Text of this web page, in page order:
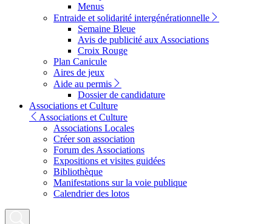
Menus
Entraide et solidarité intergénérationnelle
Semaine Bleue
Avis de publicité aux Associations
Croix Rouge
Plan Canicule
Aires de jeux
Aide au permis
Dossier de candidature
Associations et Culture
Associations et Culture
Associations Locales
Créer son association
Forum des Associations
Expositions et visites guidées
Bibliothèque
Manifestations sur la voie publique
Calendrier des lotos